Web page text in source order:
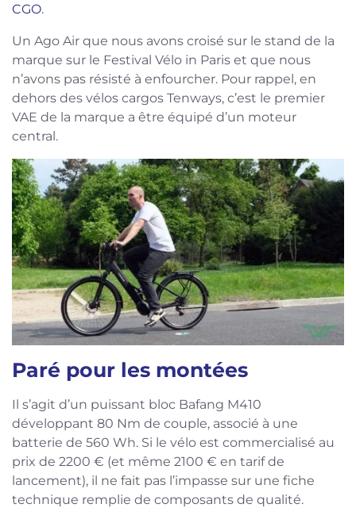
CGO.
Un Ago Air que nous avons croisé sur le stand de la
marque sur le Festival Vélo in Paris et que nous
n’avons pas résisté à enfourcher. Pour rappel, en
dehors des vélos cargos Tenways, c’est le premier
VAE de la marque a être équipé d’un moteur
central.
Paré pour les montées
Il s’agit d’un puissant bloc Bafang M410
développant 80 Nm de couple, associé à une
batterie de 560 Wh. Si le vélo est commercialisé au
prix de 2200 € (et même 2100 € en tarif de
lancement), il ne fait pas l’impasse sur une fiche
technique remplie de composants de qualité.